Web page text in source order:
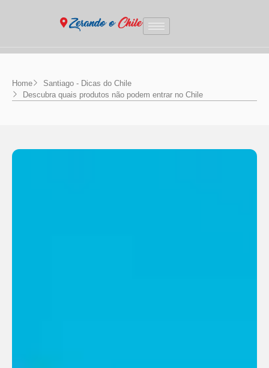
Home
Santiago - Dicas do Chile
Descubra quais produtos não podem entrar no Chile